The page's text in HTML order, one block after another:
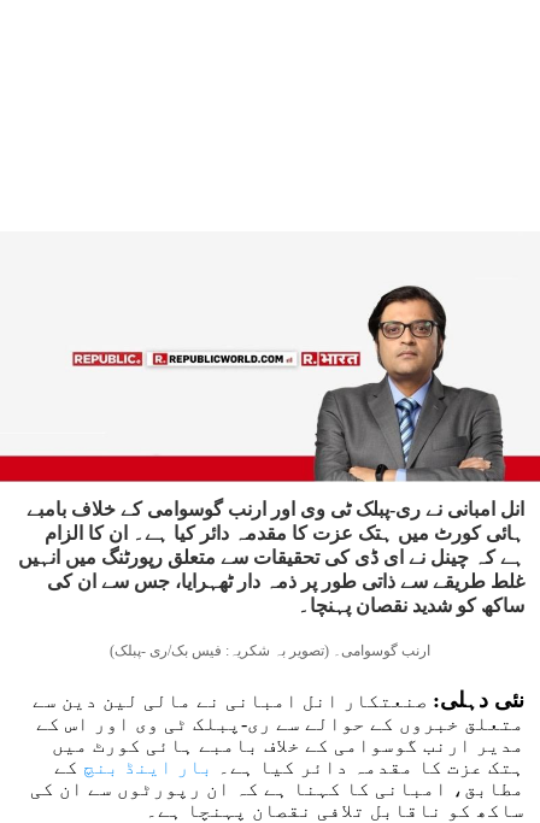
انل امبانی نے ری-پبلک ٹی وی اور ارنب گوسوامی کے خلاف بامبے
ہائی کورٹ میں ہتک عزت کا مقدمہ دائر کیا ہے۔ ان کا الزام
ہے کہ چینل نے ای ڈی کی تحقیقات سے متعلق رپورٹنگ میں انہیں
غلط طریقے سے ذاتی طور پر ذمہ دار ٹھہرایا، جس سے ان کی
ساکھ کو شدید نقصان پہنچا۔
ارنب گوسوامی۔ (تصویر بہ شکریہ: فیس بک/ری -پبلک)
نئی دہلی: صنعتکار انل امبانی نے مالی لین دین سے
متعلق خبروں کے حوالے سے ری-پبلک ٹی وی اور اس کے
مدیر ارنب گوسوامی کے خلاف بامبے ہائی کورٹ میں
ہتک عزت کا مقدمہ دائر کیا ہے۔
بار اینڈ بنچ کے
مطابق، امبانی کا کہنا ہے کہ ان رپورٹوں سے ان کی
ساکھ کو ناقابل تلافی نقصان پہنچا ہے۔